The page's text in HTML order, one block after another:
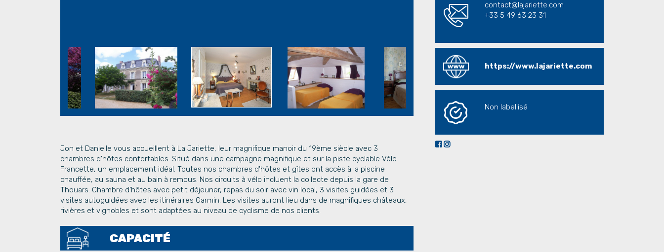
Jon et Danielle vous accueillent à La Jariette, leur magnifique manoir du 19ème siècle avec 3
chambres d'hôtes confortables. Situé dans une campagne magnifique et sur la piste cyclable Vélo
Francette, un emplacement idéal. Toutes nos chambres d'hôtes et gîtes ont accès à la piscine
chauffée, au sauna et au bain à remous. Nos circuits à vélo incluent la collecte depuis la gare de
Thouars. Chambre d’hôtes avec petit déjeuner, repas du soir avec vin local, 3 visites guidées et 3
visites autoguidées avec les itinéraires Garmin. Les visites auront lieu dans de magnifiques châteaux,
rivières et vignobles et sont adaptées au niveau de cyclisme de nos clients.
CAPACITÉ
contact@lajariette.com
+33 5 49 63 23 31
https://www.lajariette.com
Non labellisé